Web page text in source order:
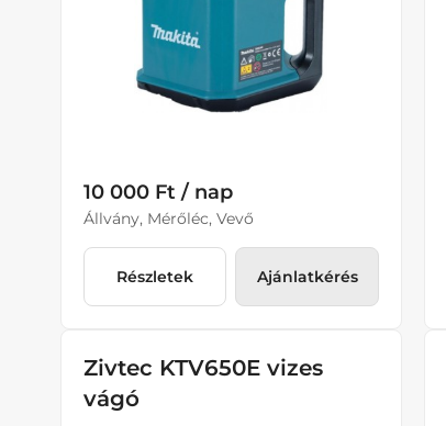
10 000 Ft / nap
Állvány, Mérőléc, Vevő
Részletek Ajánlatkérés
Zivtec KTV650E vizes
vágó